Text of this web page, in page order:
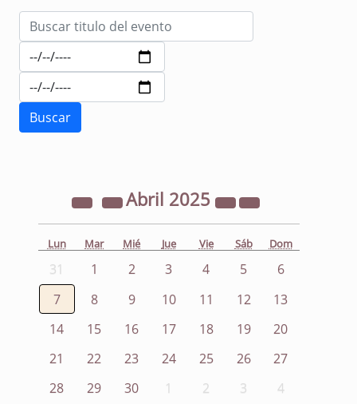
Abril 2025
Lun Mar Mié Jue Vie Sáb Dom
31 1 2 3 4 5
6
7
8 9 10 11 12
13
14
15 16 17 18 19
20
21
22 23 24 25 26
27
28
29 30 1 2 3 4